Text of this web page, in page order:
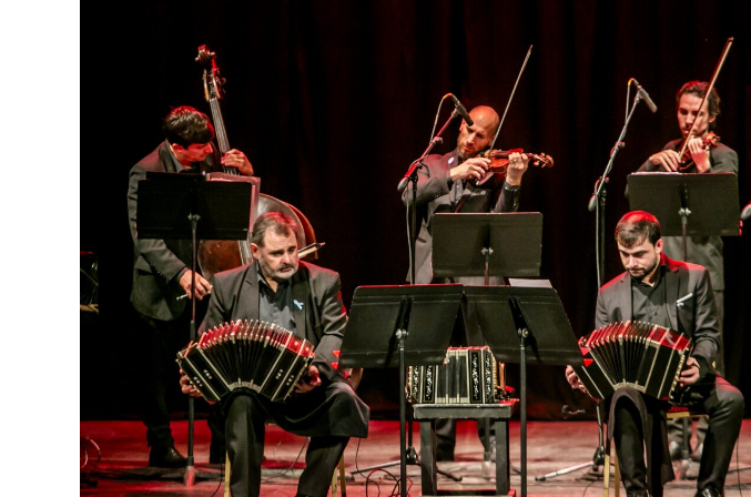
público", expresa Emmanuel Marín.
Con más de 20 años de trayectoria, Tango Furia fue distinguida con
Mar 2024 y 2026 como Mejor Espectáculo de Danza y con el Premio
Emmanuel Marín y Lola Gutiérrez Rey obtuvieron el subcampeonato
de Buenos Aires.
La compañía también llevó su espectáculo al exterior tras participar
Indigo, en India, y realizar una gira por Europa. Además, recibió la
Cultural como Embajadores Turísticos, otorgada por el EMTURyC, y la
distinción Identidades Marplatenses por su aporte a la cultura local.
La función del domingo 16 de agosto será una nueva oportunidad para